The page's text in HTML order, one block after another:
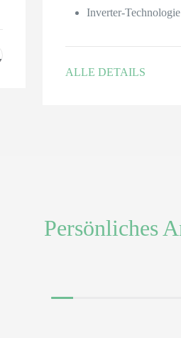
Inverter-Technologie
ALLE DETAILS